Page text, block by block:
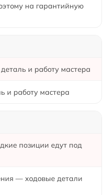
на гарантийную
и работу мастера
и работу мастера
позиции едут под
— ходовые детали